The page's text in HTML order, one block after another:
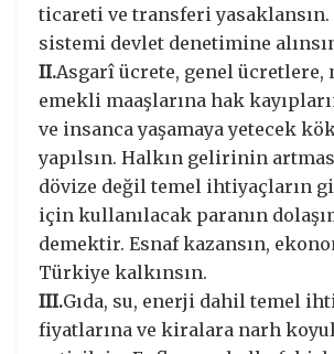
ticareti ve transferi yasaklansın.
sistemi devlet denetimine
II.Asgarî ücrete, genel ücretlere,
emekli maaşlarına hak
ve insanca yaşamaya yetecek
yapılsın. Halkın gelirinin
dövize değil temel ihtiyaçların
için kullanılacak paranın
demektir. Esnaf kazansın,
Türkiye kalkınsın.
III.Gıda, su, enerji dahil temel
fiyatlarına ve kiralara narh